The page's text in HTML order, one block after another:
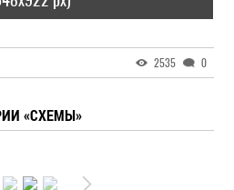
2535 0
«СХЕМЫ»